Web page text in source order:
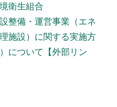
衛生組合
整備・運営事業（エネ
施設）に関する実施方
について【外部リン